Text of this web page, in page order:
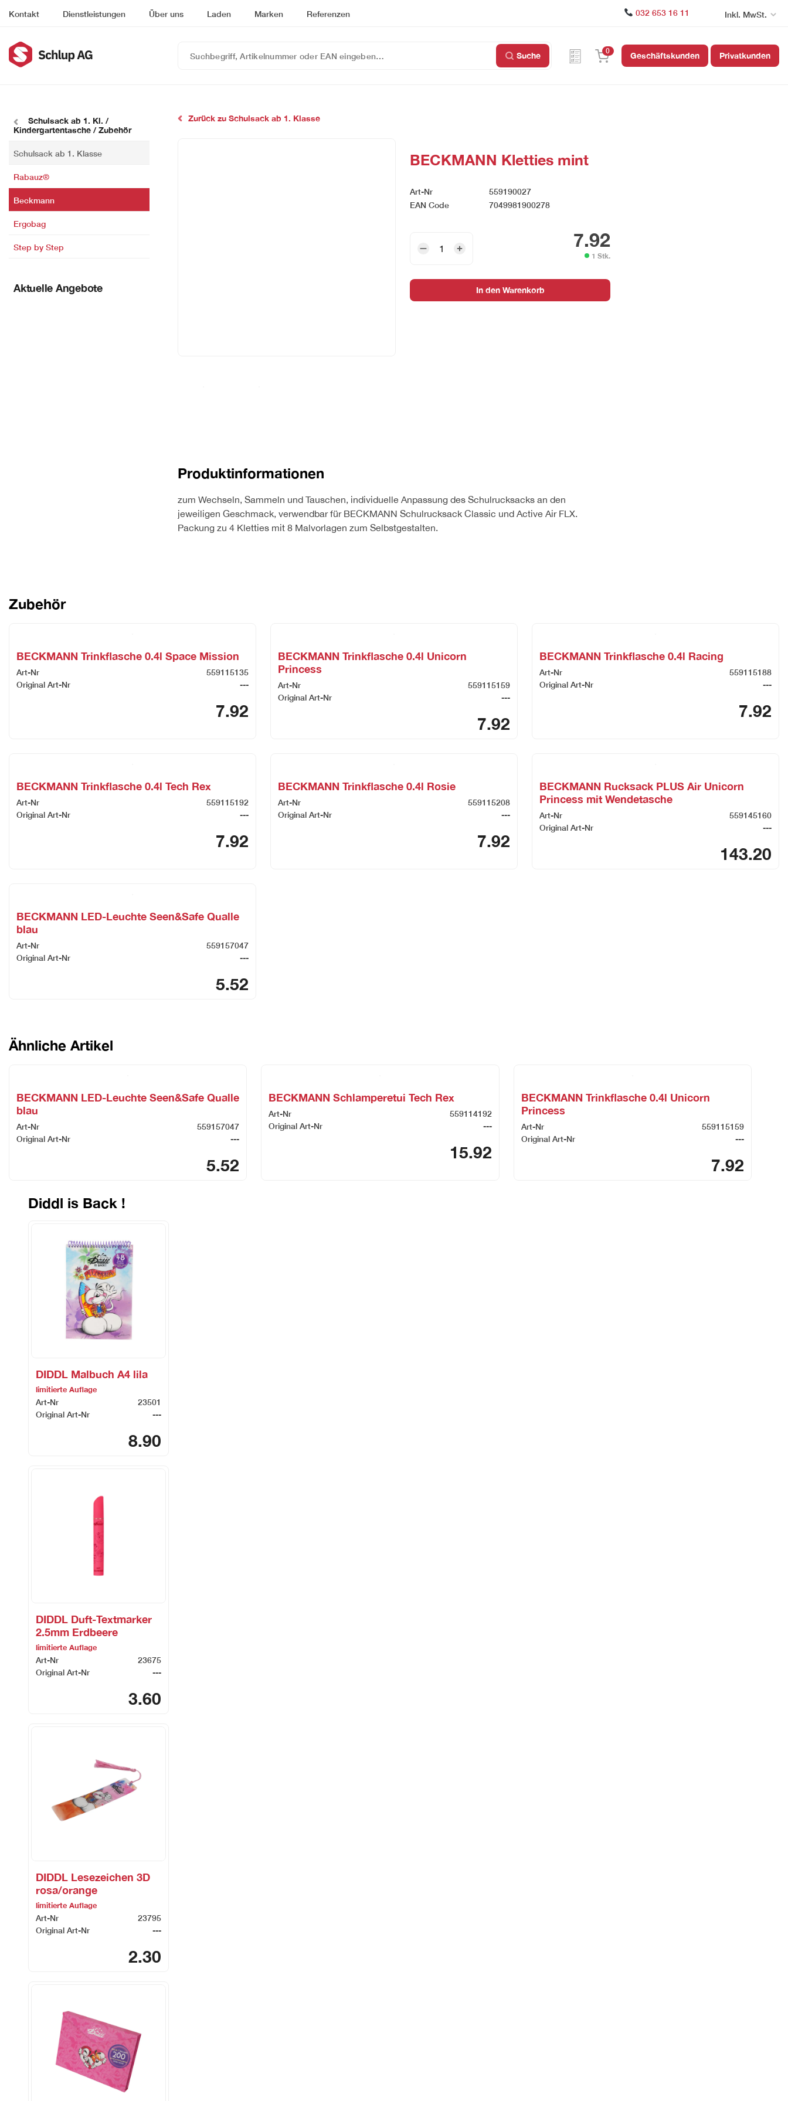
Kontakt Dienstleistungen Über uns Laden Marken Referenzen 032 653 16 11 Inkl. MwSt.
Suchbegriff,
Suche 0 Geschäftskunden Privatkunden
Schulsack ab 1. Kl. /
Kindergartentasche / Zubehör
Schulsack ab 1. Klasse
Rabauz®
Beckmann
Ergobag
Step by Step
Aktuelle Angebote
Zurück zu Schulsack ab 1. Klasse
BECKMANN Kletties mint
Art-Nr
559190027
EAN Code
7049981900278
7.92
1 Stk.
Kletties
Menge
In den Warenkorb
Produktinformationen
zum Wechseln, Sammeln und Tauschen, individuelle Anpassung des Schulrucksacks an den
jeweiligen Geschmack, verwendbar für BECKMANN Schulrucksack Classic und Active Air FLX.
Packung zu 4 Kletties mit 8 Malvorlagen zum Selbstgestalten.
Zubehör
BECKMANN Trinkflasche 0.4l Space Mission
Art-Nr
559115135
Original Art-Nr
---
7.92
BECKMANN Trinkflasche 0.4l Unicorn
Princess
Art-Nr
559115159
Original Art-Nr
---
7.92
BECKMANN Trinkflasche 0.4l Racing
Art-Nr
559115188
Original Art-Nr
---
7.92
BECKMANN Trinkflasche 0.4l Tech Rex
Art-Nr
559115192
Original Art-Nr
---
7.92
BECKMANN Trinkflasche 0.4l Rosie
Art-Nr
559115208
Original Art-Nr
---
7.92
BECKMANN Rucksack PLUS Air Unicorn
Princess mit Wendetasche
Art-Nr
559145160
Original Art-Nr
---
143.20
BECKMANN LED-Leuchte Seen&Safe Qualle
blau
Art-Nr
559157047
Original Art-Nr
---
5.52
Ähnliche Artikel
BECKMANN LED-Leuchte Seen&Safe Qualle
blau
Art-Nr
559157047
Original Art-Nr
---
5.52
BECKMANN Schlamperetui Tech Rex
Art-Nr
559114192
Original Art-Nr
---
15.92
BECKMANN Trinkflasche 0.4l Unicorn
Princess
Art-Nr
559115159
Original Art-Nr
---
7.92
Diddl is Back !
DIDDL Malbuch A4 lila
limitierte Auflage
Art-Nr
23501
Original Art-Nr
---
8.90
DIDDL Duft-Textmarker
2.5mm Erdbeere
limitierte Auflage
Art-Nr
23675
Original Art-Nr
---
3.60
DIDDL Lesezeichen 3D
rosa/orange
limitierte Auflage
Art-Nr
23795
Original Art-Nr
---
2.30